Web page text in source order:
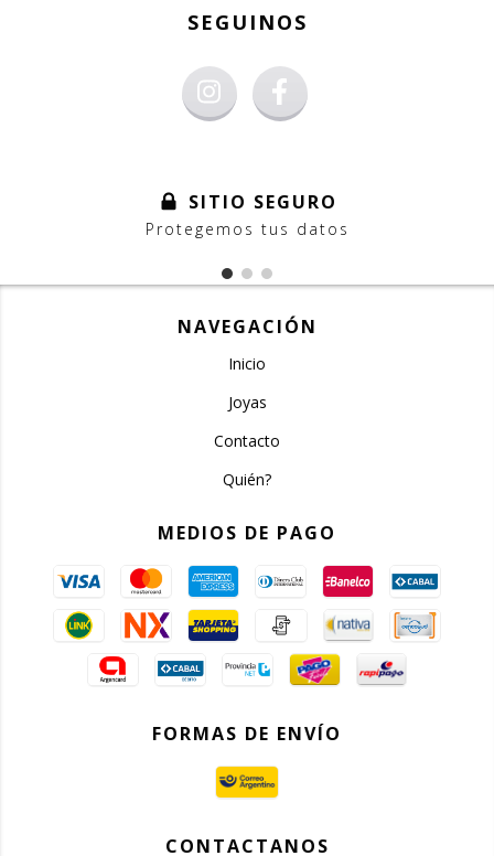
SEGUINOS
SITIO SEGURO
Protegemos tus datos
NAVEGACIÓN
Inicio
Joyas
Contacto
Quién?
MEDIOS DE PAGO
FORMAS DE ENVÍO
CONTACTANOS